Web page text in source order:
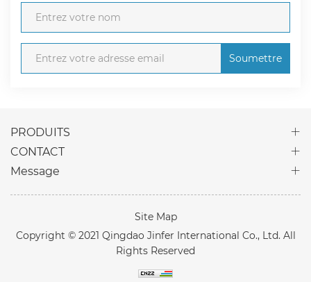
Soumettre
PRODUITS
CONTACT
Message
Site Map
Copyright © 2021 Qingdao Jinfer International Co., Ltd. All
Rights Reserved